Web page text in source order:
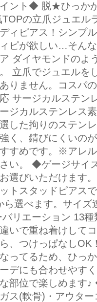
ント◆ 脱★ひっか
の立爪ジュエル
ィピアス！シンプ
ピが欲しい…そん
ダイヤモンドのよ
立爪でジュエルを
りません。コスパ
サージカルステン
ジカルステンレス
した拘りのステン
く、錆びにくいの
すめです。※アレ
い。 ◆ゲージサイ
選びいただけます
トスタッドピアス
ら選べます。サイ
リエーション 13
いで重ね着けし
、つけっぱなし
ってるため、ひっ
デにも合わせやす
部位で楽しめます
ス(軟骨)・アウタ